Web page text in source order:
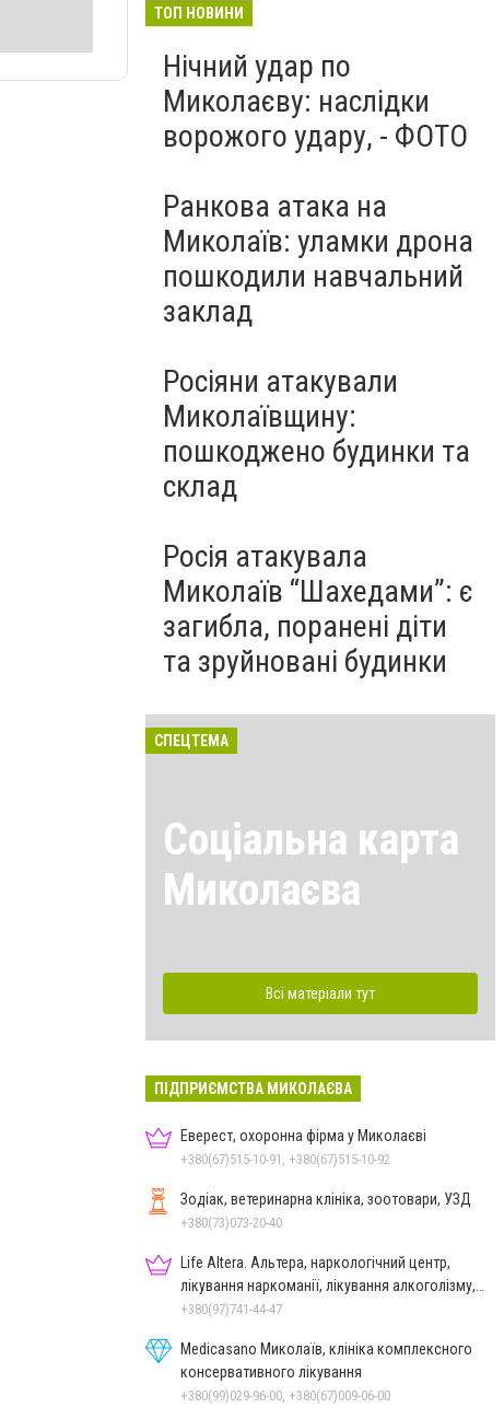
ТОП НОВИНИ
Нічний удар по
Миколаєву: наслідки
ворожого удару, - ФОТО
Ранкова атака на
Миколаїв: уламки дрона
пошкодили навчальний
заклад
Росіяни атакували
Миколаївщину:
пошкоджено будинки та
склад
Росія атакувала
Миколаїв “Шахедами”: є
загибла, поранені діти
та зруйновані будинки
СПЕЦТЕМА
Соціальна карта
Миколаєва
Всі матеріали тут
ПІДПРИЄМСТВА МИКОЛАЄВА
Еверест, охоронна фірма у Миколаєві
+380(67)515-10-91, +380(67)515-10-92
Зодіак, ветеринарна клініка, зоотовари, УЗД
+380(73)073-20-40
Life Altera. Альтера, наркологічний центр,
лікування наркоманії, лікування алкоголізму,
зняття ломки
+380(97)741-44-47
Medicasano Миколаїв, клініка комплексного
консервативного лікування
+380(99)029-96-00, +380(67)009-06-00